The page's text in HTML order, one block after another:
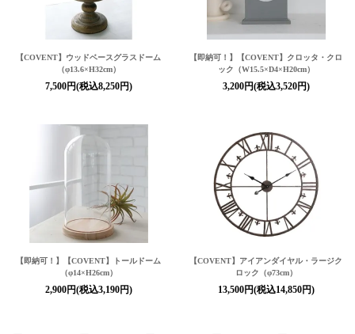
【COVENT】ウッドベースグラスドーム
（φ13.6×H32cm）
7,500円(税込8,250円)
【即納可！】【COVENT】クロッタ・クロ
ック（W15.5×D4×H20cm）
3,200円(税込3,520円)
【即納可！】【COVENT】トールドーム
（φ14×H26cm）
2,900円(税込3,190円)
【COVENT】アイアンダイヤル・ラージク
ロック（φ73cm）
13,500円(税込14,850円)